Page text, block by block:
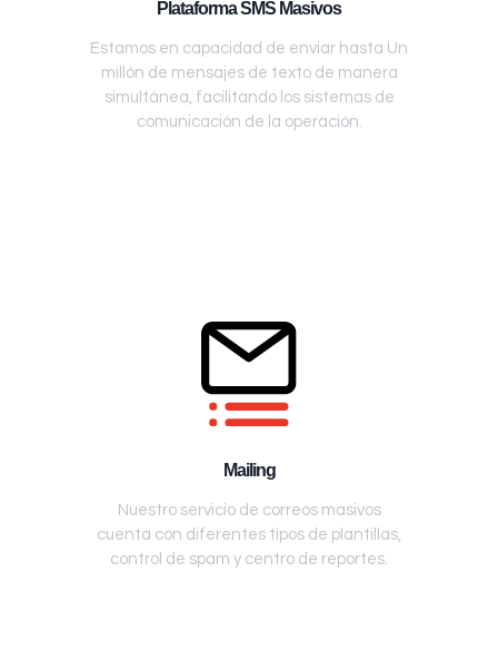
Plataforma SMS Masivos
Estamos en capacidad de enviar hasta Un
millón de mensajes de texto de manera
simultánea, facilitando los sistemas de
comunicación de la operación.
Mailing
Nuestro servicio de correos masivos
cuenta con diferentes tipos de plantillas,
control de spam y centro de reportes.